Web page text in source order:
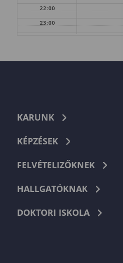
22:00
23:00
KARUNK
KÉPZÉSEK
FELVÉTELIZŐKNEK
HALLGATÓKNAK
DOKTORI ISKOLA